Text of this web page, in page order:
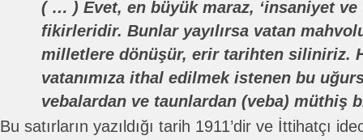
( … ) Evet, en büyük maraz, ‘insaniyet ve
fikirleridir. Bunlar yayılırsa vatan
milletlere dönüşür, erir tarihten siliniriz.
vatanımıza ithal edilmek istenen bu
vebalardan ve taunlardan (veba) müthiş
Bu satırların yazıldığı tarih 1911’dir ve İttihatçı